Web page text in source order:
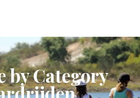
by Category